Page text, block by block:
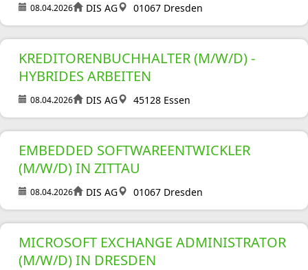
08.04.2026 DIS AG 01067 Dresden
KREDITORENBUCHHALTER (M/W/D) -
HYBRIDES ARBEITEN
08.04.2026 DIS AG 45128 Essen
EMBEDDED SOFTWAREENTWICKLER
(M/W/D) IN ZITTAU
08.04.2026 DIS AG 01067 Dresden
MICROSOFT EXCHANGE ADMINISTRATOR
(M/W/D) IN DRESDEN